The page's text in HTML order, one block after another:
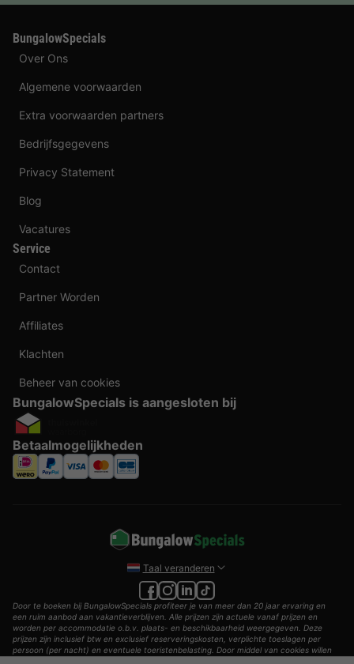
BungalowSpecials
Over Ons
Algemene voorwaarden
Extra voorwaarden partners
Bedrijfsgegevens
Privacy Statement
Blog
Vacatures
Service
Contact
Partner Worden
Affiliates
Klachten
Beheer van cookies
BungalowSpecials is aangesloten bij
Betaalmogelijkheden
Taal veranderen
Door te boeken bij BungalowSpecials profiteer je van meer dan 20 jaar ervaring en
een ruim aanbod aan vakantieverblijven. Alle prijzen zijn actuele vanaf prijzen en
worden per accommodatie o.b.v. plaats- en beschikbaarheid weergegeven. Deze
prijzen zijn inclusief btw en exclusief reserveringskosten, verplichte toeslagen per
persoon (per nacht) en eventuele toeristenbelasting. Door middel van cookies willen